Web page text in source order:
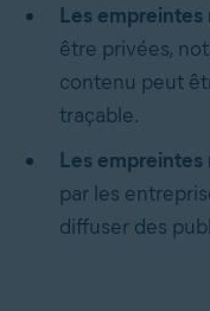
Les
être privées,
contenu peut
traçable.
Les
par les
diffuser des